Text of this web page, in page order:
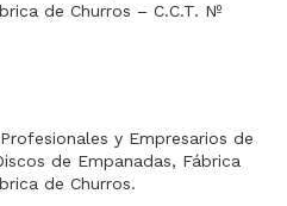
de Churros – C.C.T. Nº
y Empresarios de
de Empanadas, Fábrica
de Churros.